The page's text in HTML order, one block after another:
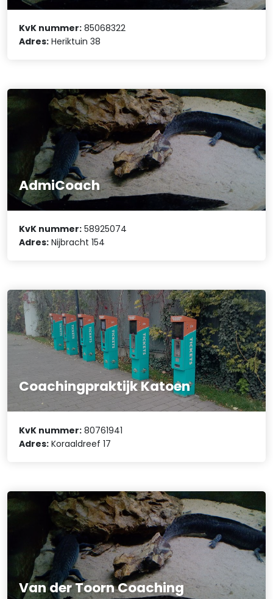
KvK nummer: 85068322
Adres: Heriktuin 38
AdmiCoach
KvK nummer: 58925074
Adres: Nijbracht 154
Coachingpraktijk Katoen
KvK nummer: 80761941
Adres: Koraaldreef 17
Van der Toorn Coaching